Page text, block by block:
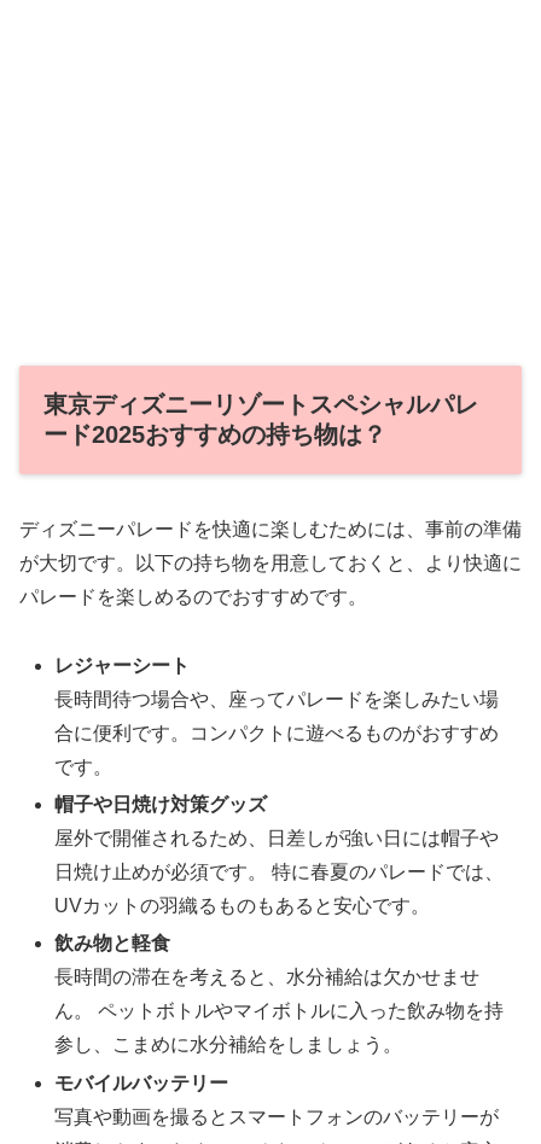
東京ディズニーリゾートスペシャルパレ
ード2025おすすめの持ち物は？
ディズニーパレードを快適に楽しむためには、事前の準備
が大切です。以下の持ち物を用意しておくと、より快適に
パレードを楽しめるのでおすすめです。
レジャーシート
長時間待つ場合や、座ってパレードを楽しみたい場
合に便利です。コンパクトに遊べるものがおすすめ
です。
帽子や日焼け対策グッズ
屋外で開催されるため、日差しが強い日には帽子や
日焼け止めが必須です。 特に春夏のパレードでは、
UVカットの羽織るものもあると安心です。
飲み物と軽食
長時間の滞在を考えると、水分補給は欠かせませ
ん。 ペットボトルやマイボトルに入った飲み物を持
参し、こまめに水分補給をしましょう。
モバイルバッテリー
写真や動画を撮るとスマートフォンのバッテリーが